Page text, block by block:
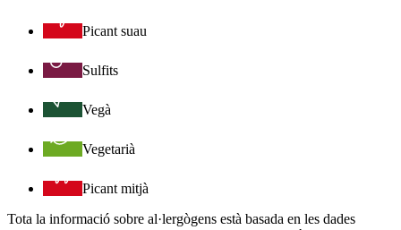
Picant suau
Sulfits
Vegà
Vegetarià
Picant mitjà
Tota la informació sobre al·lergògens està basada en les dades